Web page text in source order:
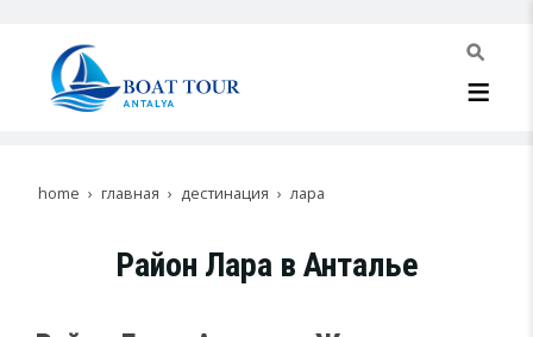
home главная дестинация лара
Район Лара в Анталье